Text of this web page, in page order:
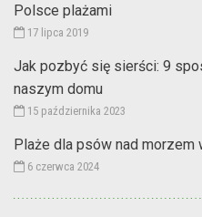
Polsce plażami
17 lipca 2019
Jak pozbyć się sierści: 9
naszym domu
15 października 2023
Plaże dla psów nad morzem
6 czerwca 2024